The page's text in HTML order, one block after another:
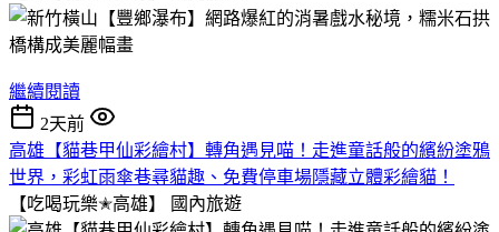
繼續閱讀
2天前
高雄【貓巷甲仙彩繪村】轉角遇見喵！走進童話般的繽紛塗鴉
世界，彩虹雨傘巷尋貓趣、免費停車場隱藏立體彩繪貓！
【吃喝玩樂✭高雄】
國內旅遊